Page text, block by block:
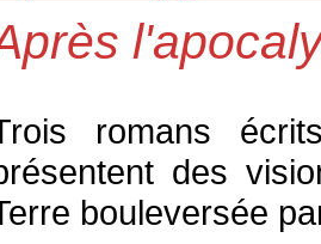
romans
des
bouleversée